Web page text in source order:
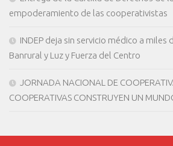
empoderamiento de las cooperativistas
INDEP deja sin servicio médico a miles
Banrural y Luz y Fuerza del Centro
JORNADA NACIONAL DE
COOPERATIVAS CONSTRUYEN UN